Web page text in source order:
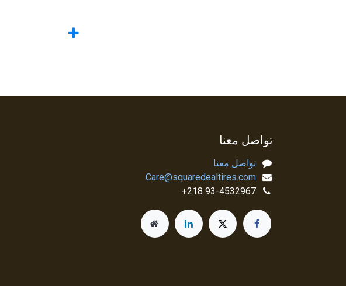
تواصل معنا
تواصل معنا
Care@squaredealtires.com
93-4532967 218+